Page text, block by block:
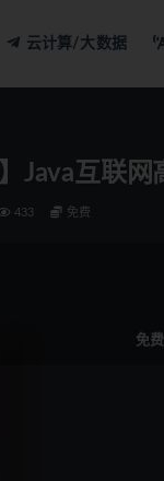
云计算/大数据
Java互联网
433 免费
免费